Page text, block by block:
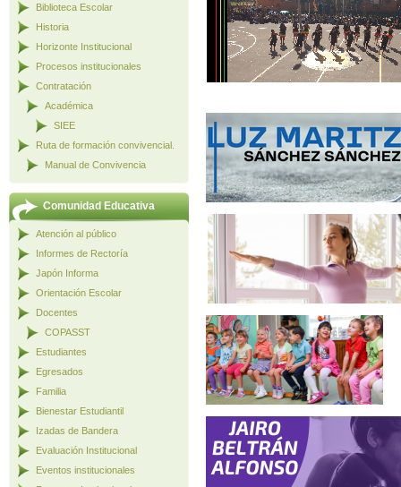
Biblioteca Escolar
Historia
Horizonte Institucional
Procesos institucionales
Contratación
Académica
SIEE
Ruta de formación convivencial.
Manual de Convivencia
Comunidad Educativa
Atención al público
Informes de Rectoría
Japón Informa
Orientación Escolar
Docentes
COPASST
Estudiantes
Egresados
Familia
Bienestar Estudiantil
Izadas de Bandera
Evaluación Institucional
Eventos institucionales